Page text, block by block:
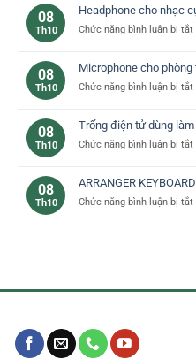
08
Th10
Headphone cho nhạc
Chức năng bình luận bị tắtở
08
Th10
Microphone cho phòng
Chức năng bình luận bị tắtở
08
Th10
Trống điện tử dùng
Chức năng bình luận bị tắtở
08
Th10
ARRANGER
Chức năng bình luận bị tắtở